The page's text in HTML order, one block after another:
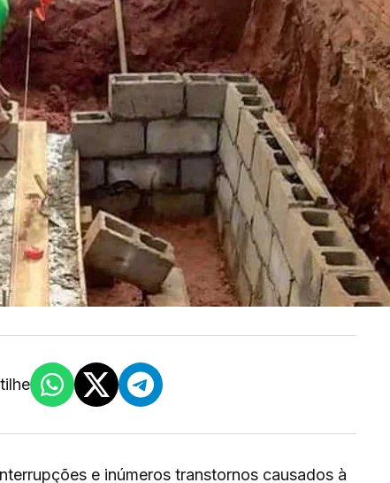
e inúmeros transtornos causados à